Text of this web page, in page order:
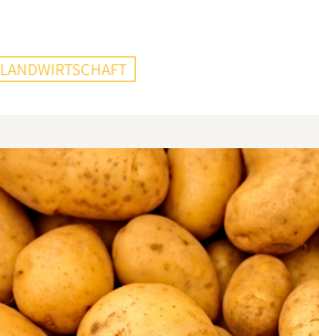
LANDWIRTSCHAFT